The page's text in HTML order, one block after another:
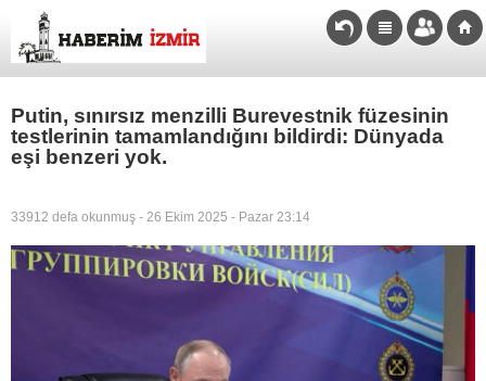
Putin, sınırsız menzilli Burevestnik füzesinin
testlerinin tamamlandığını bildirdi: Dünyada
eşi benzeri yok.
33912 defa okunmuş - 26 Ekim 2025 - Pazar 23:14